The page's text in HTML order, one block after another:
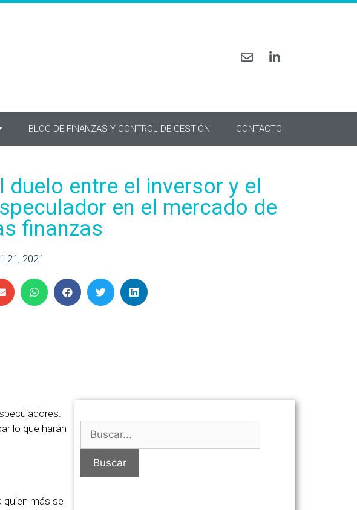
BLOG DE FINANZAS Y CONTROL DE GESTIÓN CONTACTO
duelo entre el inversor y el
en el mercado de
finanzas
21, 2021
lo que harán
quien más se